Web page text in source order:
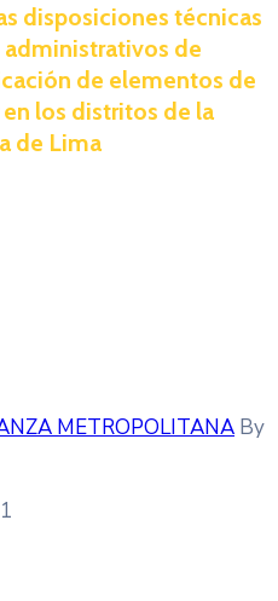
disposiciones técnicas
de
de elementos de
los distritos de la
de Lima
METROPOLITANA By